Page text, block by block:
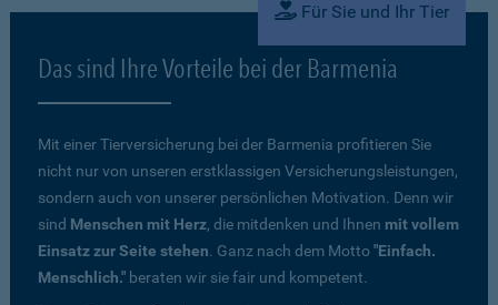
Für Sie und Ihr Tier
Das sind Ihre Vorteile bei der Barmenia
Mit einer Tierversicherung bei der Barmenia profitieren Sie
nicht nur von unseren erstklassigen Versicherungsleistungen,
sondern auch von unserer persönlichen Motivation. Denn wir
sind Menschen mit Herz, die mitdenken und Ihnen mit vollem
Einsatz zur Seite stehen. Ganz nach dem Motto"Einfach.
Menschlich." beraten wir sie fair und kompetent.